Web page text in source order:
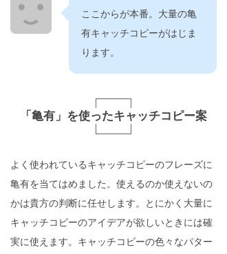
ここからが本番。大量の亀
有キャッチコピーがはじま
ります。
「亀有」を使ったキャッチコピー案
よく使われているキャッチコピーのフレーズに
亀有を当てはめました。使えるのか使えないの
かは貴方の判断に任せします。とにかく大量に
キャッチコピーのアイデアが欲しいときには確
実に使えます。キャッチコピーの色々なパター